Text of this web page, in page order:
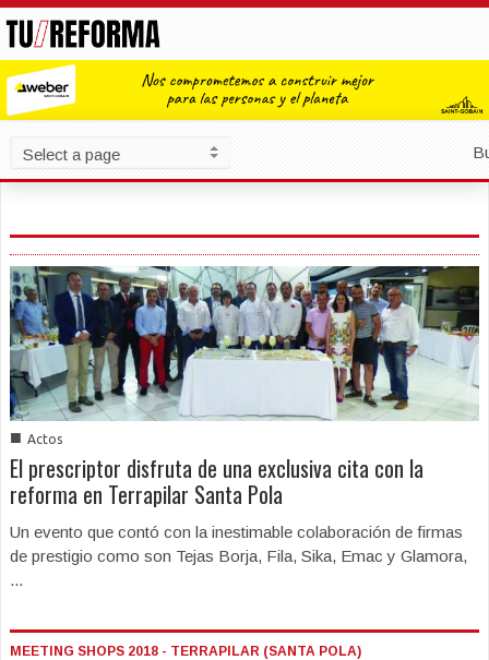
■ Actos
El prescriptor disfruta de una exclusiva cita con la
reforma en Terrapilar Santa Pola
Un evento que contó con la inestimable colaboración de firmas
de prestigio como son Tejas Borja, Fila, Sika, Emac y Glamora,
...
MEETING SHOPS 2018 - TERRAPILAR (SANTA POLA)